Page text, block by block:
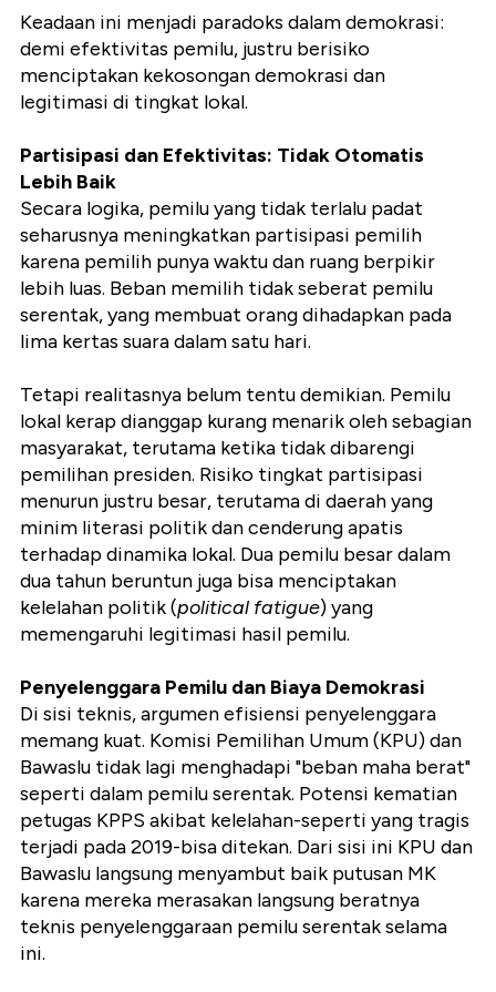
Keadaan ini menjadi paradoks dalam demokrasi:
demi efektivitas pemilu, justru berisiko
menciptakan kekosongan demokrasi dan
legitimasi di tingkat lokal.
Partisipasi dan Efektivitas: Tidak Otomatis
Lebih Baik
Secara logika, pemilu yang tidak terlalu padat
seharusnya meningkatkan partisipasi pemilih
karena pemilih punya waktu dan ruang berpikir
lebih luas. Beban memilih tidak seberat pemilu
serentak, yang membuat orang dihadapkan pada
lima kertas suara dalam satu hari.
Tetapi realitasnya belum tentu demikian. Pemilu
lokal kerap dianggap kurang menarik oleh sebagian
masyarakat, terutama ketika tidak dibarengi
pemilihan presiden. Risiko tingkat partisipasi
menurun justru besar, terutama di daerah yang
minim literasi politik dan cenderung apatis
terhadap dinamika lokal. Dua pemilu besar dalam
dua tahun beruntun juga bisa menciptakan
kelelahan politik (political fatigue) yang
memengaruhi legitimasi hasil pemilu.
Penyelenggara Pemilu dan Biaya Demokrasi
Di sisi teknis, argumen efisiensi penyelenggara
memang kuat. Komisi Pemilihan Umum (KPU) dan
Bawaslu tidak lagi menghadapi "beban maha berat"
seperti dalam pemilu serentak. Potensi kematian
petugas KPPS akibat kelelahan-seperti yang tragis
terjadi pada 2019-bisa ditekan. Dari sisi ini KPU dan
Bawaslu langsung menyambut baik putusan MK
karena mereka merasakan langsung beratnya
teknis penyelenggaraan pemilu serentak selama
ini.